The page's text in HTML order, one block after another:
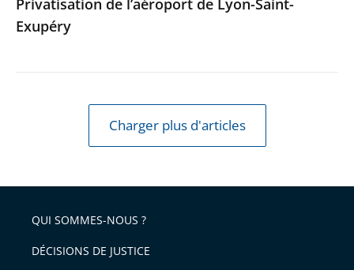
Privatisation de l’aéroport de Lyon-Saint-
Exupéry
Charger plus d'articles
QUI SOMMES-NOUS ?
DÉCISIONS DE JUSTICE